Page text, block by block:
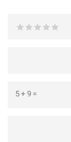
=
9
+
5